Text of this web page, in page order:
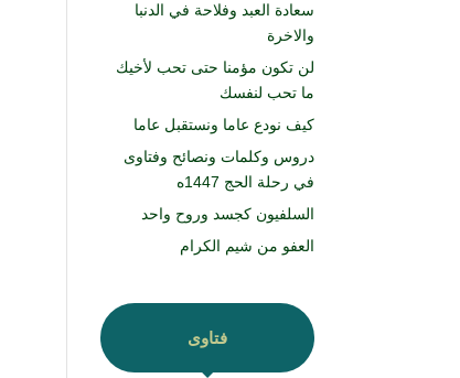
سعادة العبد وفلاحة في الدنبا
والاخرة
لن تكون مؤمنا حتى تحب لأخيك
ما تحب لنفسك
كيف نودع عاما ونستقبل عاما
دروس وكلمات ونصائح وفتاوى
في رحلة الحج 1447ه
السلفيون كجسد وروح واحد
العفو من شيم الكرام
فتاوى